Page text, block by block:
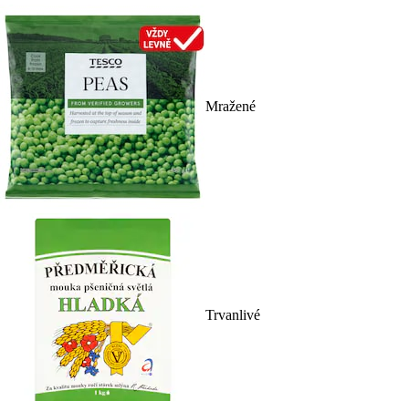
Mražené
Trvanlivé